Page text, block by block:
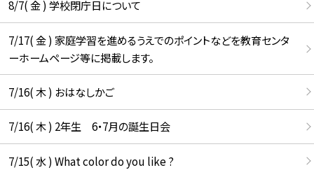
8/7( 金 ) 学校閉庁日について
7/17( 金 ) 家庭学習を進めるうえでのポイントなどを教育センタ
ーホームページ等に掲載します。
7/16( 木 ) おはなしかご
7/16( 木 ) 2年生 6・7月の誕生日会
7/15( 水 ) What color do you like ?